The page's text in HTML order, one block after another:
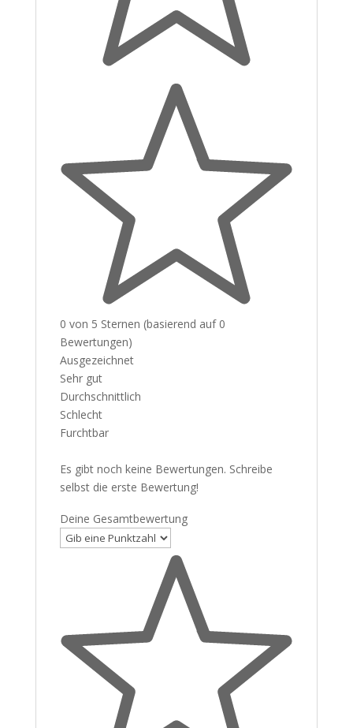
0 von 5 Sternen (basierend auf 0
Bewertungen)
Ausgezeichnet
Sehr gut
Durchschnittlich
Schlecht
Furchtbar
Es gibt noch keine Bewertungen. Schreibe
selbst die erste Bewertung!
Deine Gesamtbewertung